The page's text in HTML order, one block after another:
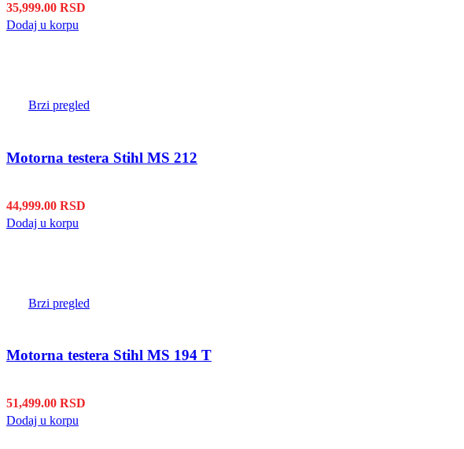
35,999.00 RSD
Dodaj u korpu
Brzi pregled
Motorna testera Stihl MS 212
44,999.00 RSD
Dodaj u korpu
Brzi pregled
Motorna testera Stihl MS 194 T
51,499.00 RSD
Dodaj u korpu